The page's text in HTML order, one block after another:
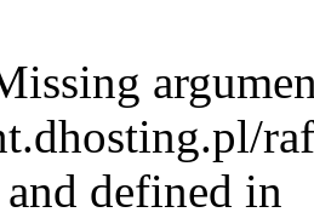
defined in